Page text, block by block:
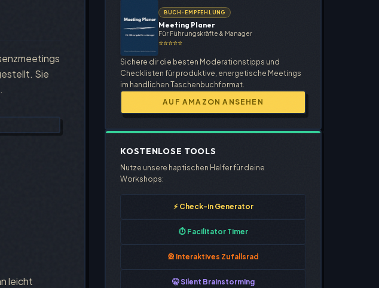
Sie
leicht
BUCH-EMPFEHLUNG
Meeting Planer
Für Führungskräfte & Manager
⭐⭐⭐⭐⭐
Sichere dir die besten Moderationstipps und
Checklisten für produktive, energetische Meetings
im handlichen Taschenbuchformat.
AUF AMAZON ANSEHEN
KOSTENLOSE TOOLS
Nutze unsere haptischen Helfer für deine
Workshops:
⚡ Check-in Generator
⏱️ Facilitator Timer
🎡 Interaktives Zufallsrad
🤫 Silent Brainstorming